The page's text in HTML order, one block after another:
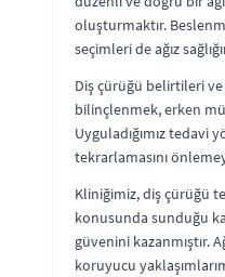
oluşturmaktır.
seçimleri de ağız
Diş çürüğü belirtileri
bilinçlenmek, erken
Uyguladığımız tedavi
tekrarlamasını
Kliniğimiz, diş çürüğü
konusunda sunduğu
güvenini kazanmıştır.
koruyucu